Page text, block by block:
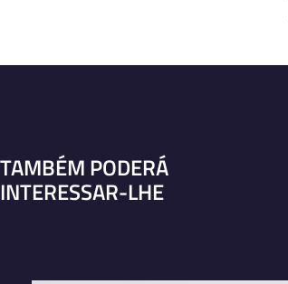
TAMBÉM PODERÁ
INTERESSAR-LHE